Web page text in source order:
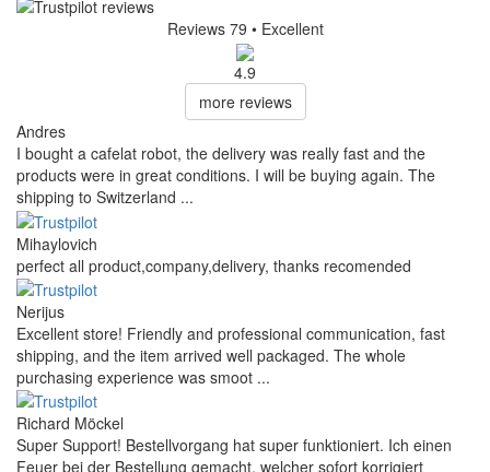
Reviews 79 • Excellent
4.9
more reviews
Andres
I bought a cafelat robot, the delivery was really fast and the
products were in great conditions. I will be buying again. The
shipping to Switzerland ...
Mihaylovich
perfect all product,company,delivery, thanks recomended
Nerijus
Excellent store! Friendly and professional communication, fast
shipping, and the item arrived well packaged. The whole
purchasing experience was smoot ...
Richard Möckel
Super Support! Bestellvorgang hat super funktioniert. Ich einen
Feuer bei der Bestellung gemacht, welcher sofort korrigiert